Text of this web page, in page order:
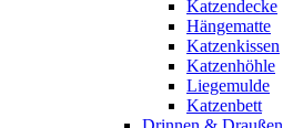
Katzendecke
Hängematte
Katzenkissen
Katzenhöhle
Liegemulde
Katzenbett